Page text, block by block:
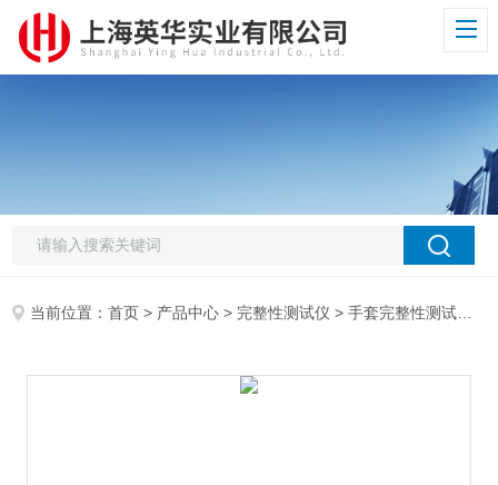
当前位置：首页 > 产品中心 > 完整性测试仪 >手套完整性测试仪